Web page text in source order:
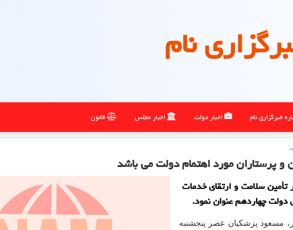
نام
خبرگزاری نام اخبار دولت اخبار مجلس قانون
و پرستاران مورد اهتمام دولت می باشد
سلامت و ارتقای خدمات
دولت چهاردهم عنوان نمود.
مسعود پزشکیان عصر پنجشنبه